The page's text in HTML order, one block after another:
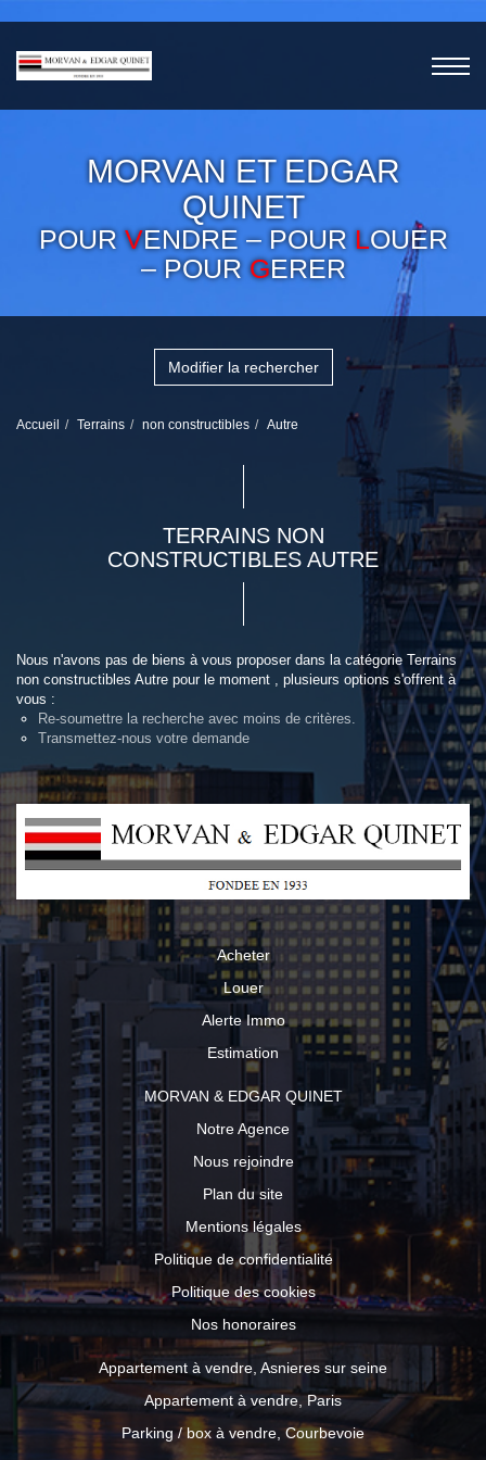
MORVAN ET EDGAR
QUINET
POURVENDRE – POUR LOUER
– POURGERER
Modifier la rechercher
Accueil Terrains non constructibles Autre
TERRAINS NON
CONSTRUCTIBLES AUTRE
Nous n'avons pas de biens à vous proposer dans la catégorie Terrains
non constructibles Autre pour le moment , plusieurs options s'offrent à
vous :
Re-soumettre la recherche avec moins de critères.
Transmettez-nous votre demande
Acheter
Louer
Alerte Immo
Estimation
MORVAN & EDGAR QUINET
Notre Agence
Nous rejoindre
Plan du site
Mentions légales
Politique de confidentialité
Politique des cookies
Nos honoraires
Appartement à vendre, Asnieres sur seine
Appartement à vendre, Paris
Parking / box à vendre, Courbevoie